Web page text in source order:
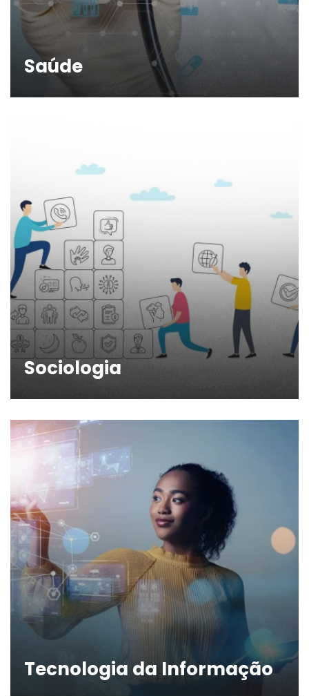
Saúde
Sociologia
Tecnologia da Informação